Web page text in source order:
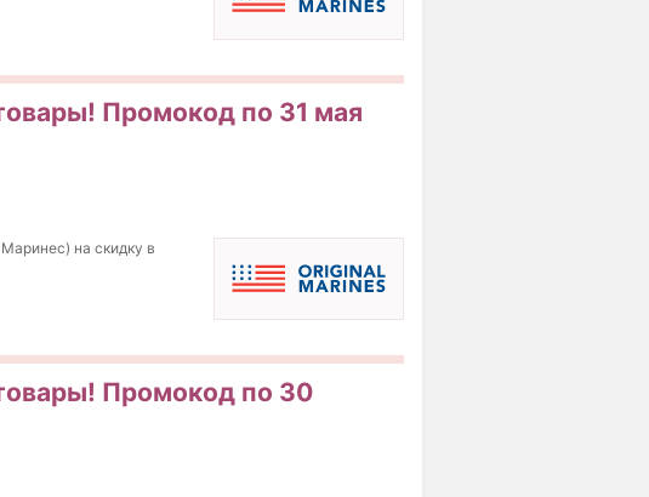
Промокод по 31 мая
на скидку в
Промокод по 30